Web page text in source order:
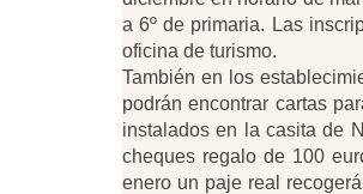
a 6º de primaria. Las
oficina de turismo.
También en los
podrán encontrar cartas
instalados en la casita de
cheques regalo de 100
enero un paje real